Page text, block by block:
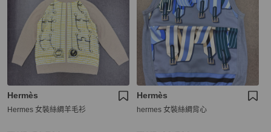
Hermès
Hermes 女裝絲綢羊毛衫
Hermès
hermes 女裝絲綢背心